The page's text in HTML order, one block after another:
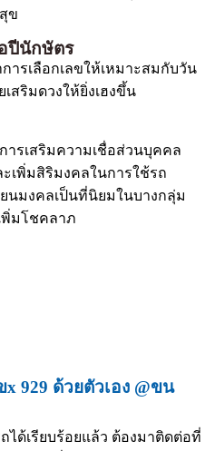
ข
ปีนักษัตร
ารเลือกเลขให้เหมาะสมกับวัน
สริมดวงให้ยิ่งเฮงขึ้น
ารเสริมความเชื่อส่วนบุคคล
เพิ่มสิริมงคลในการใช้รถ
นมงคลเป็นที่นิยมในบางกลุ่ม
พิ่มโชคลาภ
929 ด้วยตัวเอง @ขน
ได้เรียบร้อยแล้ว ต้องมาติดต่อที่